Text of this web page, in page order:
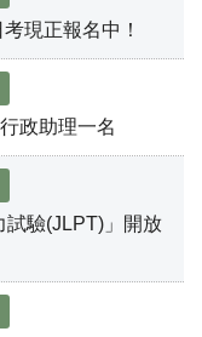
現正報名中！
政助理一名
試驗(JLPT)」開放